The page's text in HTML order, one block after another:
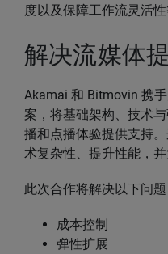
度以及保障工作流灵活性
解决流媒体
Akamai 和 Bitmovin 携
案，将基础架构、技术
播和点播体验提供支持
术复杂性、提升性能，
此次合作将解决以下问题
成本控制
弹性扩展